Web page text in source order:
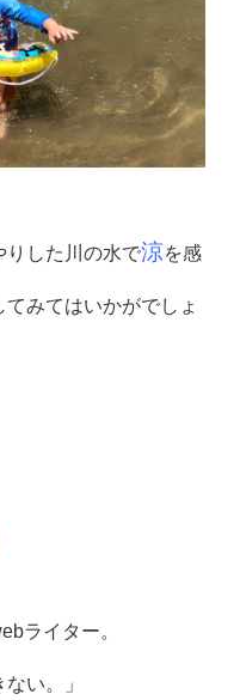
りした川の水で涼を感
みてはいかがでしょ
ライター。
い。」